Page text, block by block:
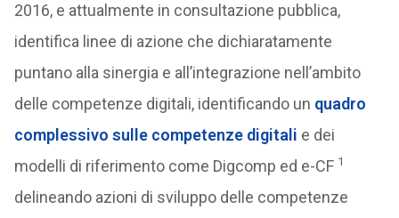
2016, e attualmente in consultazione pubblica,
identifica linee di azione che dichiaratamente
puntano alla sinergia e all’integrazione nell’ambito
delle competenze digitali, identificando un quadro
complessivo sulle competenze digitali e dei
modelli di riferimento come Digcomp ed e-CF 1
delineando azioni di sviluppo delle competenze